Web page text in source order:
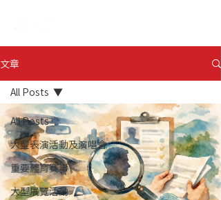
文章
All Posts
大型表演活動及演唱會
重要體育賽事
大型展覽活動
All Posts